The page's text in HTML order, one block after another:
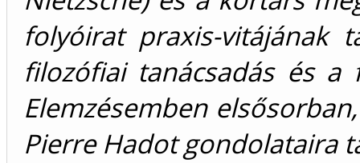
folyóirat praxis-vitájának
filozófiai tanácsadás és a
Elemzésemben
Pierre Hadot gondolataira